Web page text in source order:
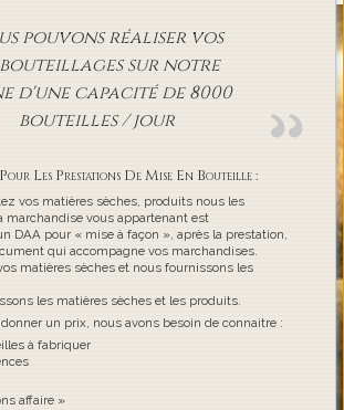
pouvons réaliser vos
sur notre
d'une capacité de 8000
bouteilles / jour
Les Prestations De Mise En Bouteille :
vos matières sèches, produits nous les
marchandise vous appartenant est
DAA pour « mise à façon », après la prestation,
qui accompagne vos marchandises.
matières sèches et nous fournissons les
les matières sèches et les produits.
un prix, nous avons besoin de connaitre :
à fabriquer
affaire »